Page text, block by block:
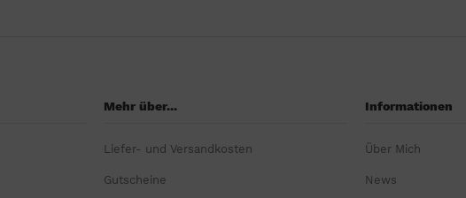
Mehr über...
Liefer- und Versandkosten
Gutscheine
Informationen
Über Mich
News